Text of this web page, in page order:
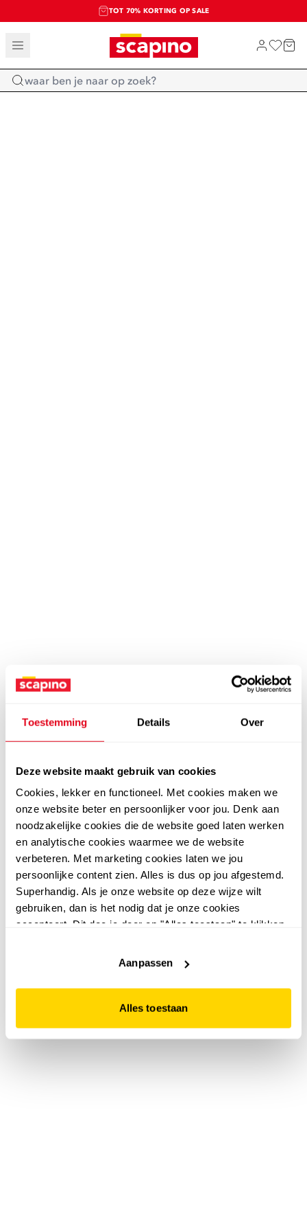
Toestemming Details Over
Deze website maakt gebruik van cookies
Cookies, lekker en functioneel. Met cookies maken we
onze website beter en persoonlijker voor jou. Denk aan
noodzakelijke cookies die de website goed laten werken
en analytische cookies waarmee we de website
verbeteren. Met marketing cookies laten we jou
persoonlijke content zien. Alles is dus op jou afgestemd.
Superhandig. Als je onze website op deze wijze wilt
gebruiken, dan is het nodig dat je onze cookies
accepteert. Dit doe je door op "Alles toestaan" te klikken.
website niet optimaal functioneert.
Aanpassen
Alles toestaan
TOT 70% KORTING OP SALE
SALE: LAATSTE KANS!
SHOP NIEUW
Home